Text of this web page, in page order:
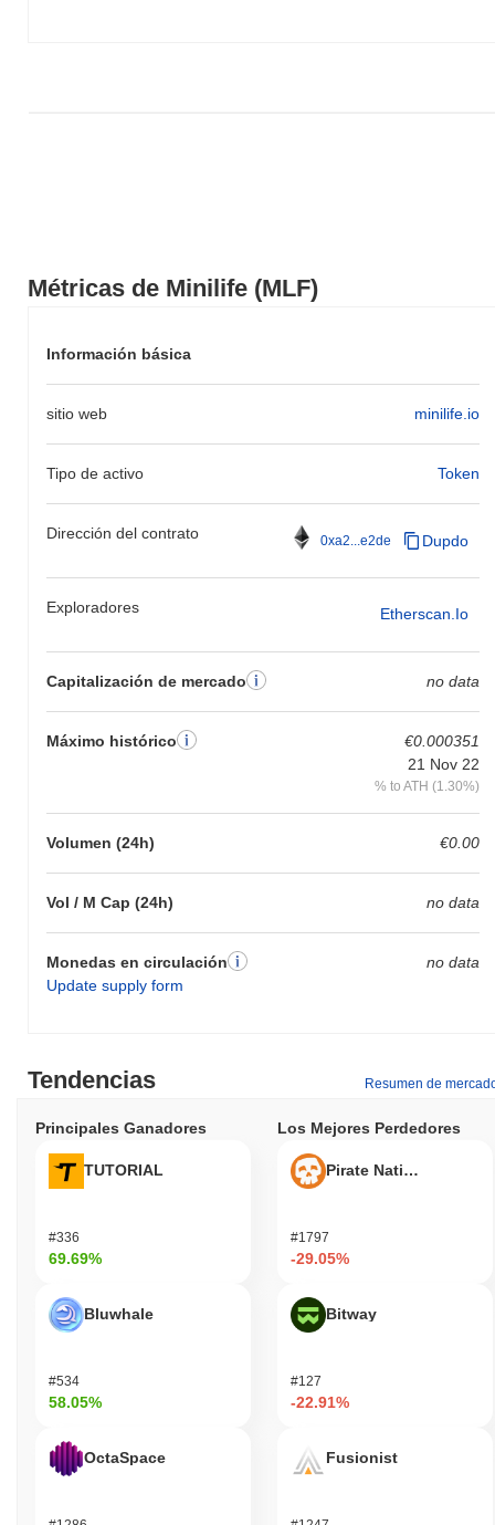
Métricas de Minilife (MLF)
Información básica
sitio web minilife.io
Tipo de activo Token
Dirección del contrato 0xa2...e2de Dupdo
Exploradores Etherscan.io
Capitalización de mercado no data
Máximo histórico
€0.000351
21 Nov 22
% to ATH (1.30%)
Volumen (24h) €0.00
Vol / M Cap (24h) no data
Monedas en circulación
Update supply form
no data
Tendencias Resumen de
Principales Ganadores
TUTORIAL
#336
69.69%
Bluwhale
#534
58.05%
OctaSpace
Los Mejores Perdedores
Pirate Nation Token
#1797
-29.05%
Bitway
#127
-22.91%
Fusionist